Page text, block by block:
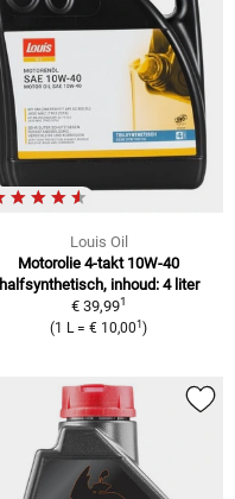
Louis Oil
Motorolie 4-takt 10W-40
halfsynthetisch, inhoud: 4 liter
€ 39,991
(1 L = € 10,001 )